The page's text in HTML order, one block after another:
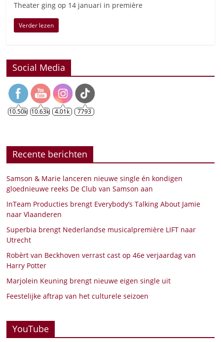
Theater ging op 14 januari in première
Verder lezen
Social Media
10.50k 10.63k 4.01k 7793
Recente berichten
Samson & Marie lanceren nieuwe single én kondigen
gloednieuwe reeks De Club van Samson aan
InTeam Producties brengt Everybody’s Talking About Jamie
naar Vlaanderen
Superbia brengt Nederlandse musicalpremière LIFT naar
Utrecht
Robèrt van Beckhoven verrast cast op 46e verjaardag van
Harry Potter
Marjolein Keuning brengt nieuwe eigen single uit
Feestelijke aftrap van het culturele seizoen
YouTube